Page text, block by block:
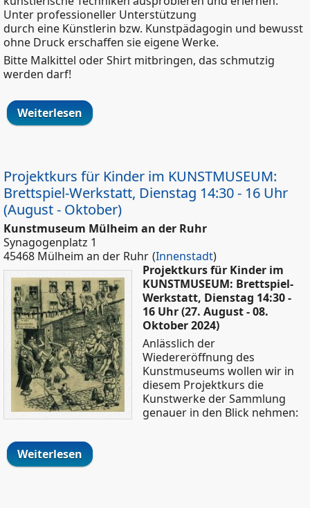
Unter professioneller Unterstützung
durch eine Künstlerin bzw. Kunstpädagogin und bewusst
ohne Druck erschaffen sie eigene Werke.
Bitte Malkittel oder Shirt mitbringen, das schmutzig
werden darf!
Weiterlesen über Kunstkurs für Kinder in der
KATHARINENSCHULE 2024/25, Dienstag
Projektkurs für Kinder im KUNSTMUSEUM:
Brettspiel-Werkstatt, Dienstag 14:30 - 16 Uhr
(August - Oktober)
Kunstmuseum Mülheim an der Ruhr
Synagogenplatz 1
45468 Mülheim an der Ruhr (Innenstadt)
Projektkurs für Kinder im
KUNSTMUSEUM: Brettspiel-
Werkstatt, Dienstag 14:30 -
16 Uhr (27. August - 08.
Oktober 2024)
Anlässlich der
Wiedereröffnung des
Kunstmuseums wollen wir in
diesem Projektkurs die
Kunstwerke der Sammlung
genauer in den Blick nehmen:
Weiterlesen über Projektkurs für Kinder im
KUNSTMUSEUM: Brettspiel-Werkstatt,